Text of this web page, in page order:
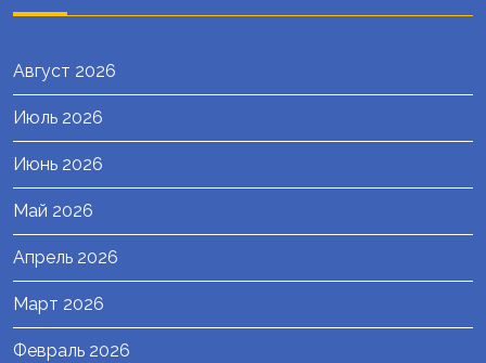
Август 2026
Июль 2026
Июнь 2026
Май 2026
Апрель 2026
Март 2026
Февраль 2026